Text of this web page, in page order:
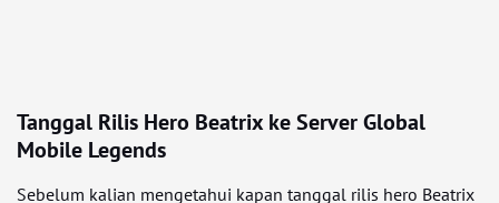
Tanggal Rilis Hero Beatrix ke Server Global
Mobile Legends
Sebelum kalian mengetahui kapan tanggal rilis hero Beatrix